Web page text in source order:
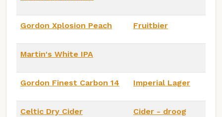
Gordon Xplosion Peach Fruitbier
Martin's White IPA
Gordon Finest Carbon 14 Imperial Lager
Celtic Dry Cider Cider - droog